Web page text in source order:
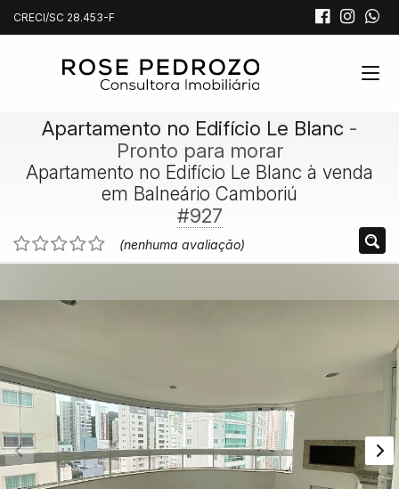
CRECI/SC 28.453-F
Apartamento no Edifício Le Blanc -
Pronto para morar
Apartamento no Edifício Le Blanc à venda
em Balneário Camboriú
#927
(nenhuma avaliação)